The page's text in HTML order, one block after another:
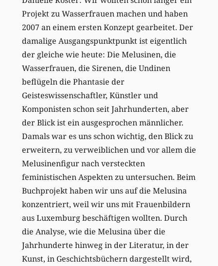
Projekt zu Wasserfrauen machen und haben
2007 an einem ersten Konzept gearbeitet. Der
damalige Ausgangspunktpunkt ist eigentlich
der gleiche wie heute: Die Melusinen, die
Wasserfrauen, die Sirenen, die Undinen
beflügeln die Phantasie der
Geisteswissenschaftler, Künstler und
Komponisten schon seit Jahrhunderten, aber
der Blick ist ein ausgesprochen männlicher.
Damals war es uns schon wichtig, den Blick zu
erweitern, zu verweiblichen und vor allem die
Melusinenfigur nach versteckten
feministischen Aspekten zu untersuchen. Beim
Buchprojekt haben wir uns auf die Melusina
konzentriert, weil wir uns mit Frauenbildern
aus Luxemburg beschäftigen wollten. Durch
die Analyse, wie die Melusina über die
Jahrhunderte hinweg in der Literatur, in der
Kunst, in Geschichtsbüchern dargestellt wird,